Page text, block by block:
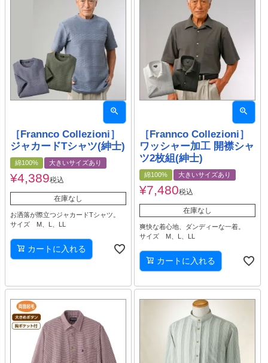
［Frannco Collezioni］
ジャカードTシャツ(紳士)
綿100% 大きいサイズあり
¥4,389税込
在庫なし
お洒落が際立つジャカードTシャツ。
サイズ M、L、LL
カートに入れる
［Frannco Collezioni］
ワッシャー加工 開襟シャ
ツ2枚組(紳士)
綿100% 大きいサイズあり
¥7,480税込
在庫なし
爽快な着心地、ダンディーな一着。
サイズ M、L、LL
カートに入れる